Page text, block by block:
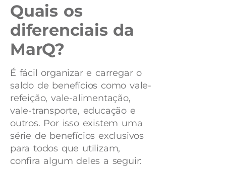
Quais os
diferenciais da
MarQ?
É fácil organizar e carregar o
saldo de benefícios como vale-
refeição, vale-alimentação,
vale-transporte, educação e
outros. Por isso existem uma
série de benefícios exclusivos
para todos que utilizam,
confira algum deles a seguir: